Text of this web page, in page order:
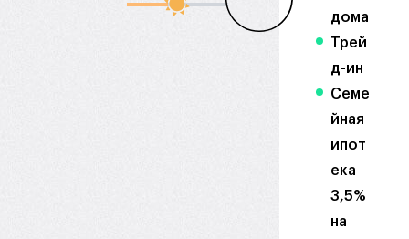
дома
Трей
д-ин
Семе
йная
ипот
ека
3,5%
на